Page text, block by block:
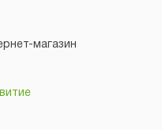
магазин